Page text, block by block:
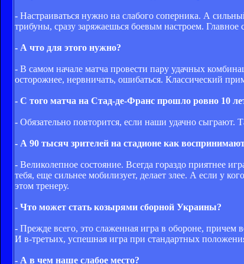
- Настраиваться нужно на слабого соперника. А
трибуны, сразу заряжаешься боевым настроем. Главное
- А что для этого нужно?
- В самом начале матча провести пару удачных
осторожнее, нервничать, ошибаться. Классический
- С того матча на Стад-де-Франс прошло ровно 10
- Обязательно повторится, если наши удачно сыграют.
- А 90 тысяч зрителей на стадионе как
- Великолепное состояние. Всегда гораздо приятнее
тебя, еще сильнее мобилизует, делает злее. А если у
этом тренеру.
- Что может стать козырями сборной Украины?
- Прежде всего, это слаженная игра в обороне, причем
И в-третьих, успешная игра при стандартных
- А в чем наше слабое место?